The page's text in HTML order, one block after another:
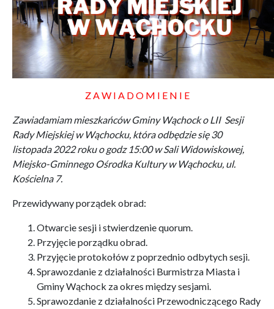
Z A W I A D O M I E N I E
Zawiadamiam mieszkańców Gminy Wąchock o LII Sesji
Rady Miejskiej w Wąchocku, która odbędzie się 30
listopada 2022 roku o godz 15:00 w Sali Widowiskowej,
Miejsko-Gminnego Ośrodka Kultury w Wąchocku, ul.
Kościelna 7.
Przewidywany porządek obrad:
Otwarcie sesji i stwierdzenie quorum.
Przyjęcie porządku obrad.
Przyjęcie protokołów z poprzednio odbytych sesji.
Sprawozdanie z działalności Burmistrza Miasta i
Gminy Wąchock za okres między sesjami.
Sprawozdanie z działalności Przewodniczącego Rady